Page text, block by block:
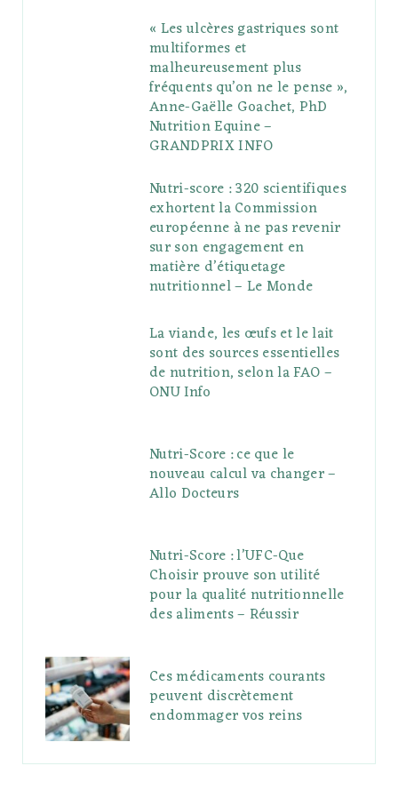
« Les ulcères gastriques sont
multiformes et
malheureusement plus
fréquents qu’on ne le pense »,
Anne-Gaëlle Goachet, PhD
Nutrition Equine –
GRANDPRIX INFO
Nutri-score : 320 scientifiques
exhortent la Commission
européenne à ne pas revenir
sur son engagement en
matière d’étiquetage
nutritionnel – Le Monde
La viande, les œufs et le lait
sont des sources essentielles
de nutrition, selon la FAO –
ONU Info
Nutri-Score : ce que le
nouveau calcul va changer –
Allo Docteurs
Nutri-Score : l’UFC-Que
Choisir prouve son utilité
pour la qualité nutritionnelle
des aliments – Réussir
Ces médicaments courants
peuvent discrètement
endommager vos reins